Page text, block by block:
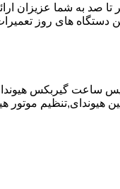
صد به شما عزیزان
دستگاه های روز
ساعت گیربکس
موتور